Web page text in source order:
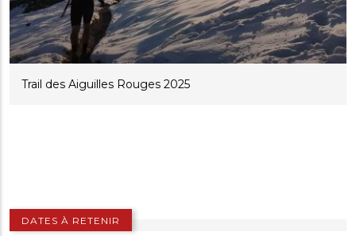
Trail des Aiguilles Rouges 2025
DATES À RETENIR